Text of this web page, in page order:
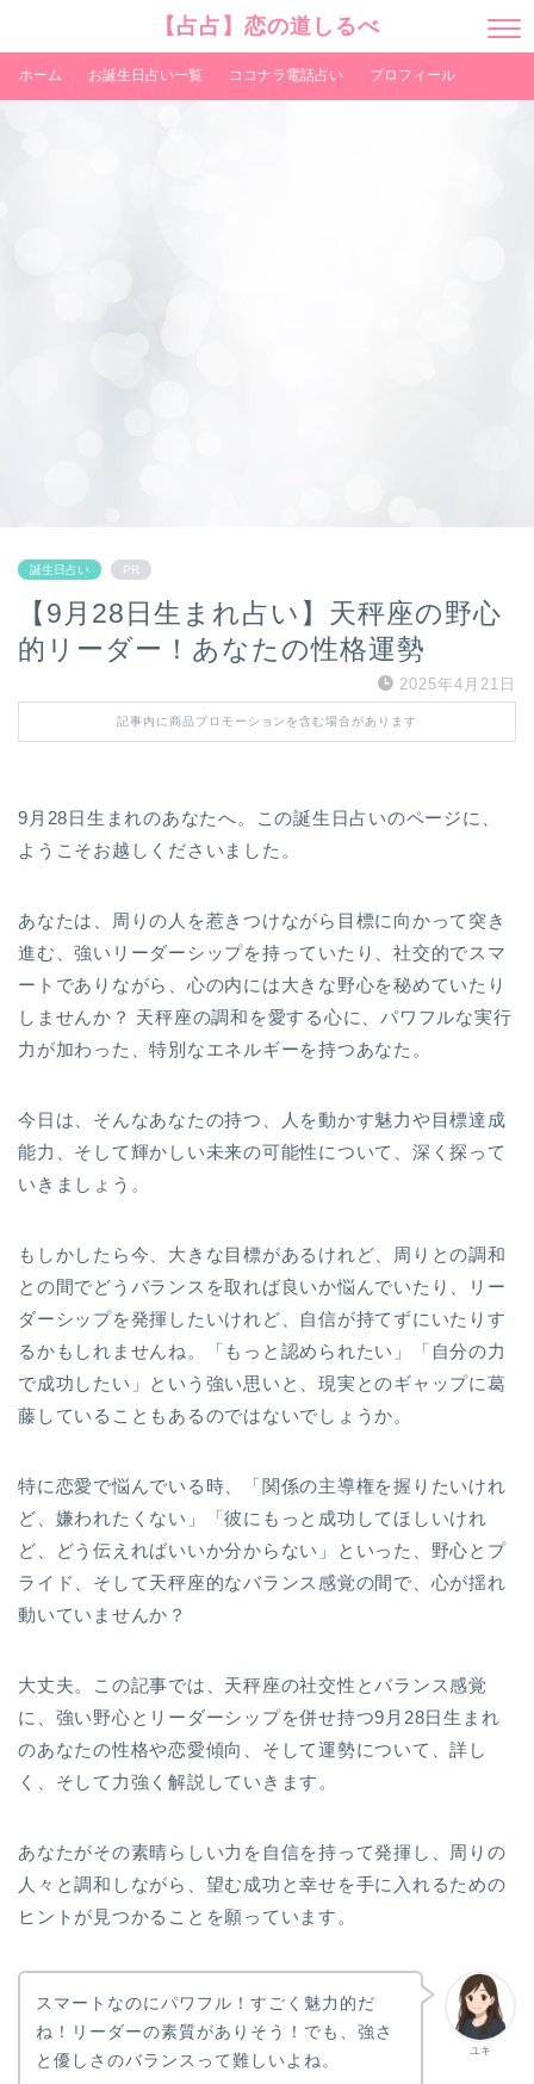
E
U
【占占】恋の道しるべ
ホーム お誕生日占い一覧 ココナラ電話占い プロフィール
誕生日占い PR
【9月28日生まれ占い】天秤座の野心
的リーダー！あなたの性格運勢
2025年4月21日
記事内に商品プロモーションを含む場合があります
9月28日生まれのあなたへ。この誕生日占いのページに、
ようこそお越しくださいました。
あなたは、周りの人を惹きつけながら目標に向かって突き
進む、強いリーダーシップを持っていたり、社交的でスマ
ートでありながら、心の内には大きな野心を秘めていたり
しませんか？ 天秤座の調和を愛する心に、パワフルな実行
力が加わった、特別なエネルギーを持つあなた。
今日は、そんなあなたの持つ、人を動かす魅力や目標達成
能力、そして輝かしい未来の可能性について、深く探って
いきましょう。
もしかしたら今、大きな目標があるけれど、周りとの調和
との間でどうバランスを取れば良いか悩んでいたり、リー
ダーシップを発揮したいけれど、自信が持てずにいたりす
るかもしれませんね。「もっと認められたい」「自分の力
で成功したい」という強い思いと、現実とのギャップに葛
藤していることもあるのではないでしょうか。
特に恋愛で悩んでいる時、「関係の主導権を握りたいけれ
ど、嫌われたくない」「彼にもっと成功してほしいけれ
ど、どう伝えればいいか分からない」といった、野心とプ
ライド、そして天秤座的なバランス感覚の間で、心が揺れ
動いていませんか？
大丈夫。この記事では、天秤座の社交性とバランス感覚
に、強い野心とリーダーシップを併せ持つ9月28日生まれ
のあなたの性格や恋愛傾向、そして運勢について、詳し
く、そして力強く解説していきます。
あなたがその素晴らしい力を自信を持って発揮し、周りの
人々と調和しながら、望む成功と幸せを手に入れるための
ヒントが見つかることを願っています。
ユキ
スマートなのにパワフル！すごく魅力的だ
ね！リーダーの素質がありそう！でも、強さ
と優しさのバランスって難しいよね。